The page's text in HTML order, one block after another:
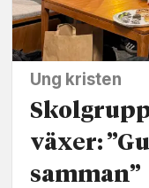
Ung kristen
växer:
samman”